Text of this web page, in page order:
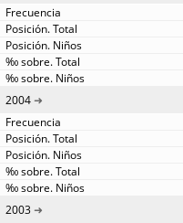
2004
2003